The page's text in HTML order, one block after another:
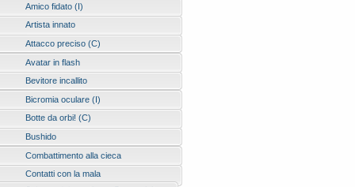
Amico fidato (I)
Artista innato
Attacco preciso (C)
Avatar in flash
Bevitore incallito
Bicromia oculare (I)
Botte da orbi! (C)
Bushido
Combattimento alla cieca
Contatti con la mala